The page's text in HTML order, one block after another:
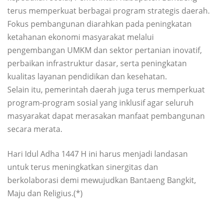
terus memperkuat berbagai program strategis daerah.
Fokus pembangunan diarahkan pada peningkatan
ketahanan ekonomi masyarakat melalui
pengembangan UMKM dan sektor pertanian inovatif,
perbaikan infrastruktur dasar, serta peningkatan
kualitas layanan pendidikan dan kesehatan.
Selain itu, pemerintah daerah juga terus memperkuat
program-program sosial yang inklusif agar seluruh
masyarakat dapat merasakan manfaat pembangunan
secara merata.
Hari Idul Adha 1447 H ini harus menjadi landasan
untuk terus meningkatkan sinergitas dan
berkolaborasi demi mewujudkan Bantaeng Bangkit,
Maju dan Religius.(*)